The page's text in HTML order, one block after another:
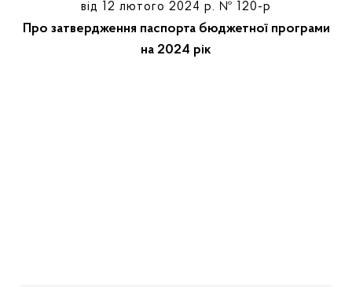
від 12 лютого 2024 р. № 120-р
Про затвердження паспорта бюджетної програми
на 2024 рік